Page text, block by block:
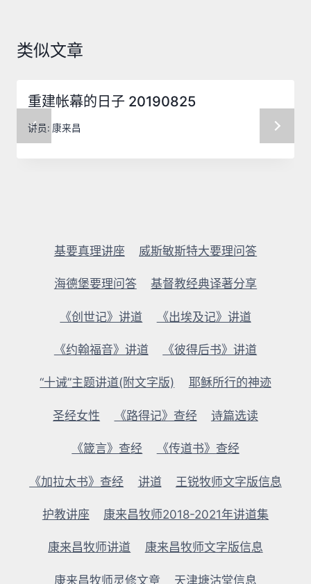
类似文章
重建帐幕的日子 20190825
讲员: 康来昌
基要真理讲座 威斯敏斯特大要理问答
海德堡要理问答 基督教经典译著分享
《创世记》讲道 《出埃及记》讲道
《约翰福音》讲道 《彼得后书》讲道
“十诫”主题讲道(附文字版) 耶稣所行的神迹
圣经女性 《路得记》查经 诗篇选读
《箴言》查经 《传道书》查经
《加拉太书》查经 讲道 王锐牧师文字版信息
护教讲座 康来昌牧师2018-2021年讲道集
康来昌牧师讲道 康来昌牧师文字版信息
康来昌牧师灵修文章 天津塘沽堂信息